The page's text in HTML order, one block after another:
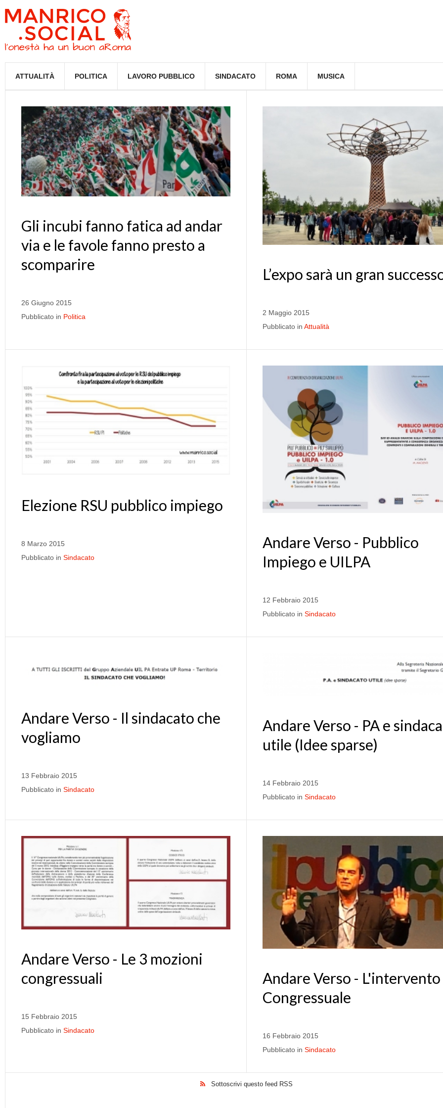
ATTUALITÀ POLITICA LAVORO PUBBLICO SINDACATO ROMA MUSICA
Gli incubi fanno fatica ad andar
via e le favole fanno presto a
scomparire
26 Giugno 2015
Pubblicato in Politica
L’expo sarà un gran
2 Maggio 2015
Pubblicato in Attualità
Elezione RSU pubblico impiego
8 Marzo 2015
Pubblicato in Sindacato
Andare Verso - Pubblico
Impiego e UILPA
12 Febbraio 2015
Pubblicato in Sindacato
Andare Verso - Il sindacato che
vogliamo
13 Febbraio 2015
Pubblicato in Sindacato
Andare Verso - PA e
utile (Idee sparse)
14 Febbraio 2015
Pubblicato in Sindacato
Andare Verso - Le 3 mozioni
congressuali
15 Febbraio 2015
Pubblicato in Sindacato
Andare Verso - L'intervento
Congressuale
16 Febbraio 2015
Pubblicato in Sindacato
Sottoscrivi questo feed RSS